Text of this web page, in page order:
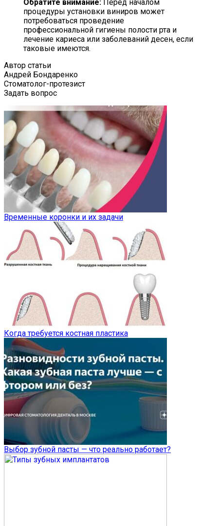
Обратите внимание: Перед началом
процедуры установки виниров может
потребоваться проведение
профессиональной гигиены полости рта и
лечение кариеса или заболеваний десен, если
таковые имеются.
Автор статьи
Андрей Бондаренко
Стоматолог-протезист
Задать вопрос
Временные коронки и их задачи
Когда требуется костная пластика
Выбор зубной пасты — что реально работает?